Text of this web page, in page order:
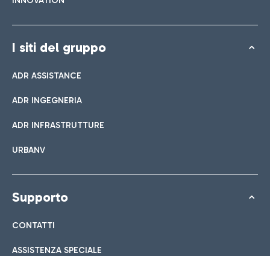
I siti del gruppo
ADR ASSISTANCE
ADR INGEGNERIA
ADR INFRASTRUTTURE
URBANV
Supporto
CONTATTI
ASSISTENZA SPECIALE